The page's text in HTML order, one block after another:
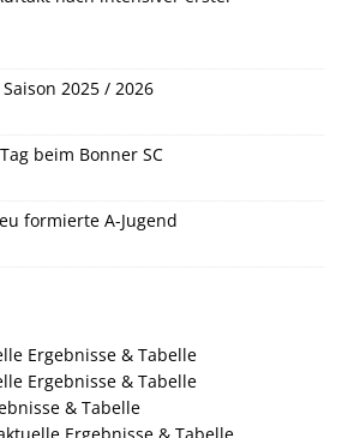
2025 / 2026
beim Bonner SC
formierte A-Jugend
Ergebnisse & Tabelle
Ergebnisse & Tabelle
& Tabelle